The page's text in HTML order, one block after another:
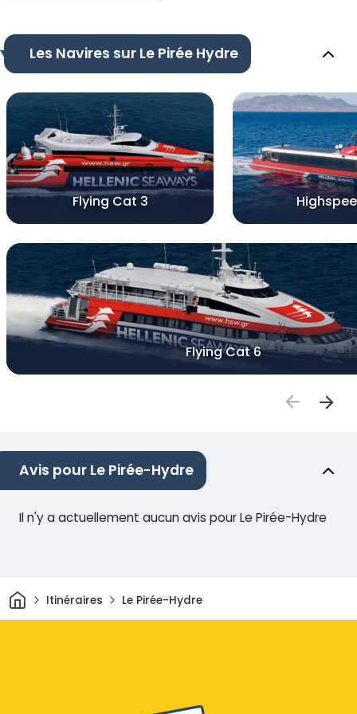
Les Navires sur Le Pirée Hydre
Flying Cat 3
Flying Cat 6
Avis pour Le Pirée-Hydre
Il n'y a actuellement aucun avis pour Le Pirée-Hydre
Maison
Itinéraires Le Pirée-Hydre